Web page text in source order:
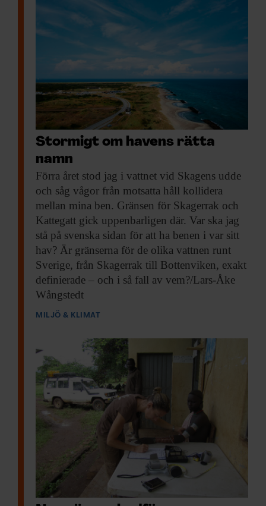
Stormigt om havens rätta
namn
Förra året stod jag i vattnet vid Skagens udde
och såg vågor från motsatta håll kollidera
mellan mina ben. Gränsen för Skagerrak och
Kattegatt gick uppenbarligen där. Var ska jag
stå på svenska sidan för att ha benen i var sitt
hav? Är gränserna för de olika vattnen runt
Sverige, från Skagerrak till Bottenviken, exakt
definierade – och i så fall av vem?/Lars-Åke
Wångstedt​
MILJÖ & KLIMAT